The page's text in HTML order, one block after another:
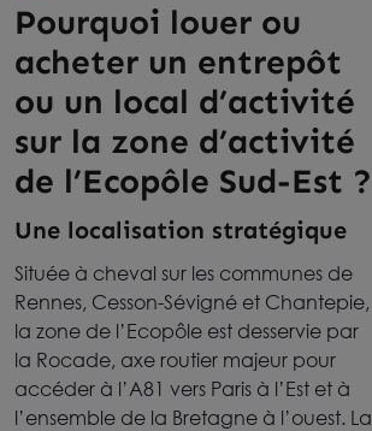
Pourquoi louer ou
acheter un entrepôt
ou un local d’activité
sur la zone d’activité
de l’Ecopôle Sud-Est ?
Une localisation stratégique
Située à cheval sur les communes de
Rennes, Cesson-Sévigné et Chantepie,
la zone de l’Ecopôle est desservie par
la Rocade, axe routier majeur pour
accéder à l’A81 vers Paris à l’Est et à
l’ensemble de la Bretagne à l’ouest. La